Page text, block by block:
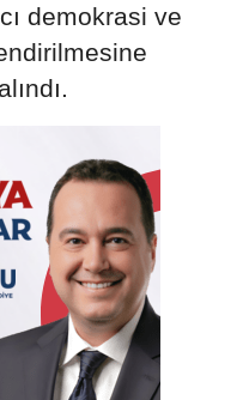
demokrasi ve